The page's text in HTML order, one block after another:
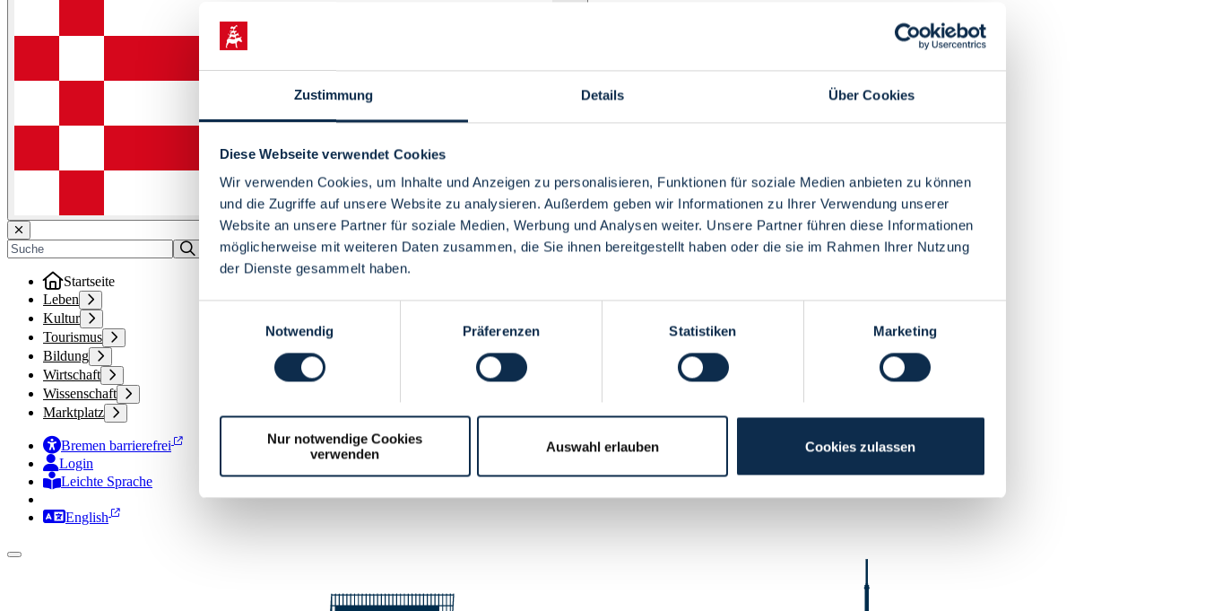
Zustimmung Details Über Cookies
Diese Webseite verwendet Cookies
Wir verwenden Cookies, um Inhalte und Anzeigen zu personalisieren, Funktionen für soziale Medien anbieten zu können
und die Zugriffe auf unsere Website zu analysieren. Außerdem geben wir Informationen zu Ihrer Verwendung unserer
Website an unsere Partner für soziale Medien, Werbung und Analysen weiter. Unsere Partner führen diese Informationen
möglicherweise mit weiteren Daten zusammen, die Sie ihnen bereitgestellt haben oder die sie im Rahmen Ihrer Nutzung
der Dienste gesammelt haben.
Notwendig
Präferenzen Statistiken Marketing
Nur notwendige Cookies
verwenden
Auswahl erlauben Cookies zulassen
Menü
Startseite
Leben
Kultur
Tourismus
Bildung
Wirtschaft
Wissenschaft
Marktplatz
Bremen barrierefrei
Login
Leichte Sprache
Zur Deutschen Gebärdensprache
English